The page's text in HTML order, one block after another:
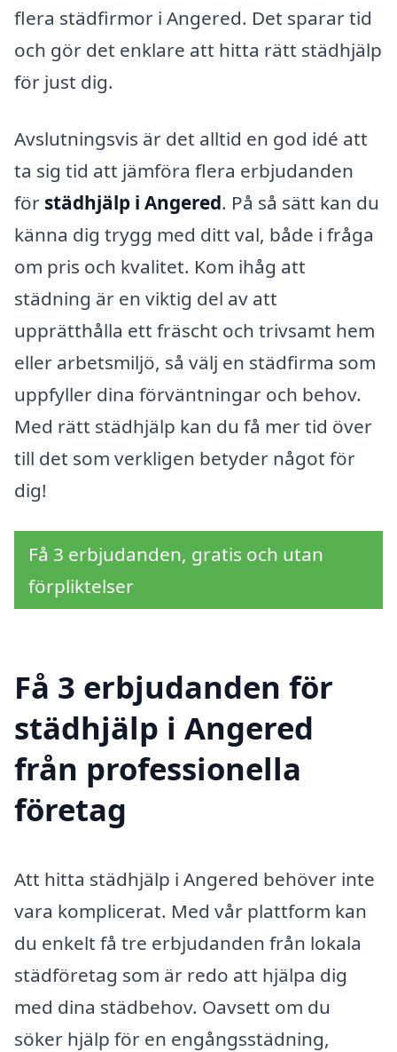
flera städfirmor i Angered. Det sparar tid
och gör det enklare att hitta rätt städhjälp
för just dig.
Avslutningsvis är det alltid en god idé att
ta sig tid att jämföra flera erbjudanden
för städhjälp i Angered. På så sätt kan du
känna dig trygg med ditt val, både i fråga
om pris och kvalitet. Kom ihåg att
städning är en viktig del av att
upprätthålla ett fräscht och trivsamt hem
eller arbetsmiljö, så välj en städfirma som
uppfyller dina förväntningar och behov.
Med rätt städhjälp kan du få mer tid över
till det som verkligen betyder något för
dig!
Få 3 erbjudanden, gratis och utan
förpliktelser
Få 3 erbjudanden för
städhjälp i Angered
från professionella
företag
Att hitta städhjälp i Angered behöver inte
vara komplicerat. Med vår plattform kan
du enkelt få tre erbjudanden från lokala
städföretag som är redo att hjälpa dig
med dina städbehov. Oavsett om du
söker hjälp för en engångsstädning,